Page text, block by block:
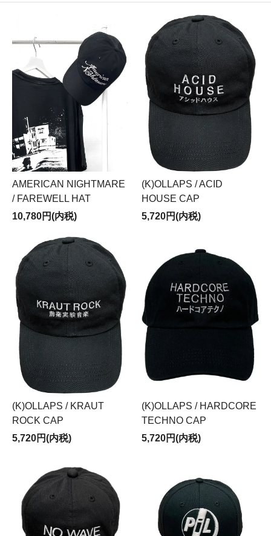
AMERICAN NIGHTMARE
/ FAREWELL HAT
10,780円(内税)
(K)OLLAPS / ACID
HOUSE CAP
5,720円(内税)
(K)OLLAPS / KRAUT
ROCK CAP
5,720円(内税)
(K)OLLAPS / HARDCORE
TECHNO CAP
5,720円(内税)